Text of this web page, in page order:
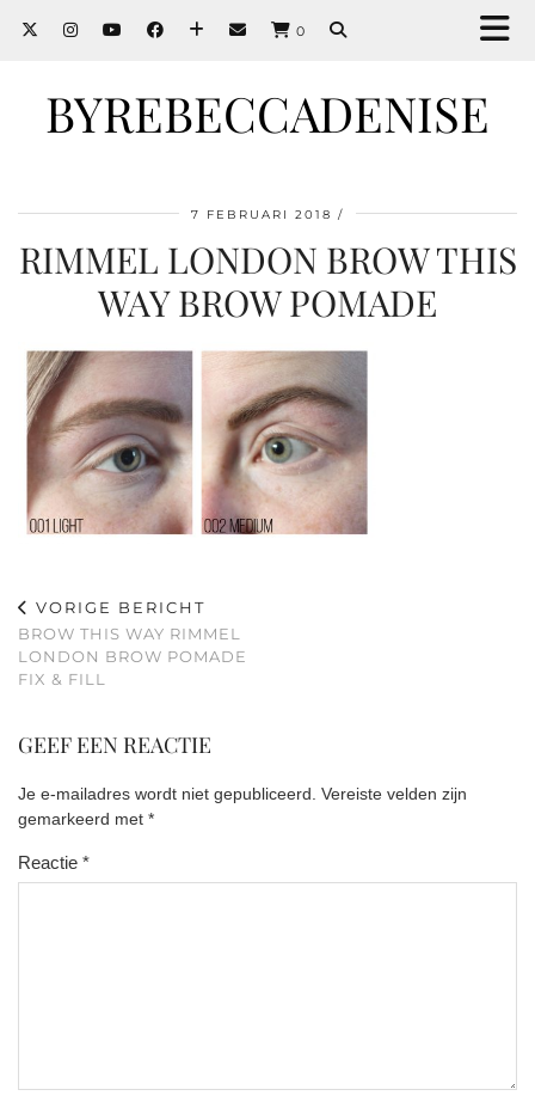
0
BYREBECCADENISE
7 FEBRUARI 2018
RIMMEL LONDON BROW THIS
WAY BROW POMADE
VORIGE BERICHT
BROW THIS WAY RIMMEL
LONDON BROW POMADE
FIX & FILL
GEEF EEN REACTIE
Je e-mailadres wordt niet gepubliceerd. Vereiste velden zijn
gemarkeerd met *
Reactie *